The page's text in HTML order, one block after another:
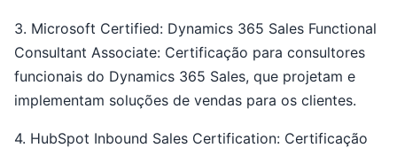
3. Microsoft Certified: Dynamics 365 Sales Functional
Consultant Associate: Certificação para consultores
funcionais do Dynamics 365 Sales, que projetam e
implementam soluções de vendas para os clientes.
4. HubSpot Inbound Sales Certification: Certificação